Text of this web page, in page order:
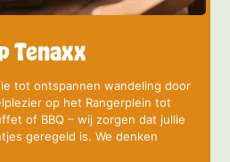
Tenaxx
tot ontspannen wandeling door
op het Rangerplein tot
of BBQ – wij zorgen dat jullie
geregeld is. We denken